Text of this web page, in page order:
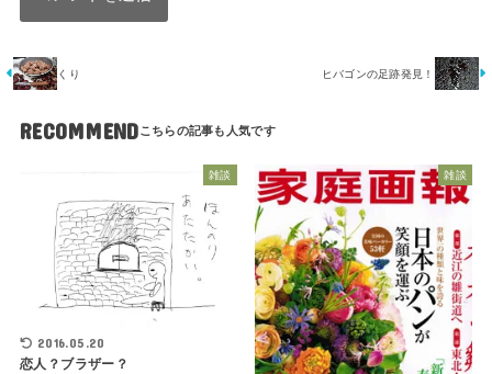
くり ヒバゴンの足跡発見！
RECOMMEND
雑談
2016.05.20
恋人？ブラザー？
雑談